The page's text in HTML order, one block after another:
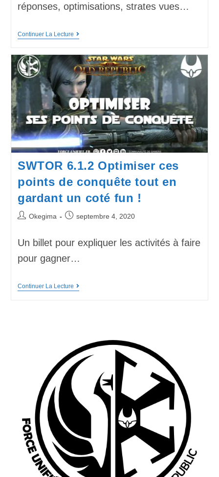
réponses, optimisations, strates vues…
Continuer La Lecture
SWTOR 6.1.2 Optimiser ces
points de conquête tout en
gardant un coté fun !
Okegima septembre 4, 2020
Un billet pour expliquer les activités à faire
pour gagner…
Continuer La Lecture